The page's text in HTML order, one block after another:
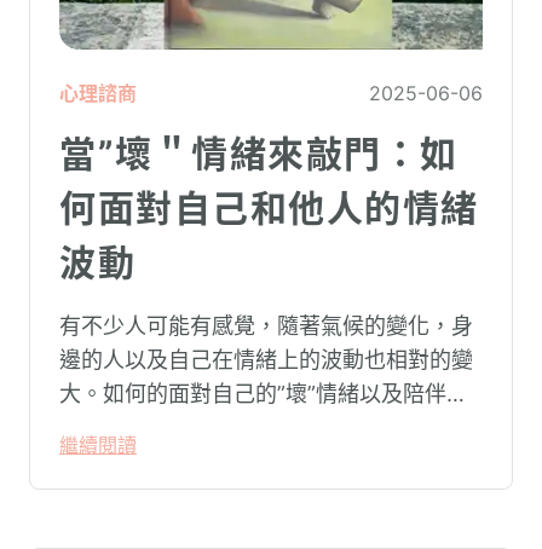
心理諮商 2025-06-06
當”壞＂情緒來敲門：如
何面對自己和他人的情緒
波動
有不少人可能有感覺，隨著氣候的變化，身
邊的人以及自己在情緒上的波動也相對的變
大。如何的面對自己的”壞”情緒以及陪伴朋
繼續閱讀